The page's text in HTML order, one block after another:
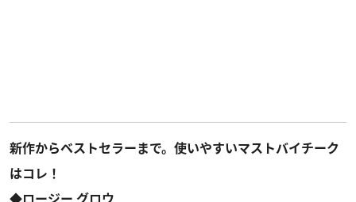
新作からベストセラーまで。使いやすいマストバイチーク
はコレ！